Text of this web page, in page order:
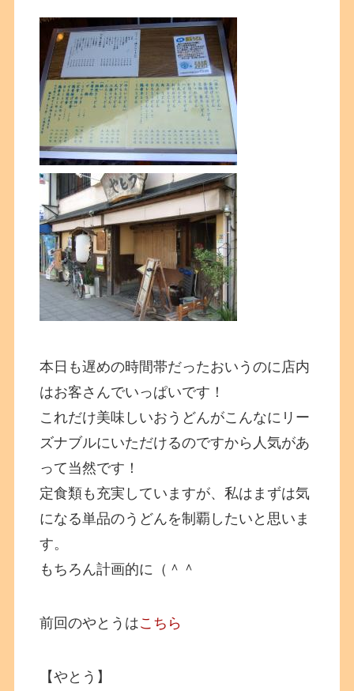
本日も遅めの時間帯だったおいうのに店内
はお客さんでいっぱいです！
これだけ美味しいおうどんがこんなにリー
ズナブルにいただけるのですから人気があ
って当然です！
定食類も充実していますが、私はまずは気
になる単品のうどんを制覇したいと思いま
す。
もちろん計画的に（＾＾
前回のやとうはこちら
【やとう】